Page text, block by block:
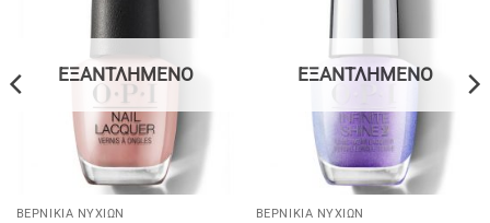
ΕΞΑΝΤΛΗΜΈΝΟ
BΕΡΝΊΚΙΑ ΝΥΧΙΏΝ
ΕΞΑΝΤΛΗΜΈΝΟ
BΕΡΝΊΚΙΑ ΝΥΧΙΏΝ